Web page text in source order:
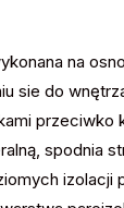
na
sie do
przeciwko
spodnia